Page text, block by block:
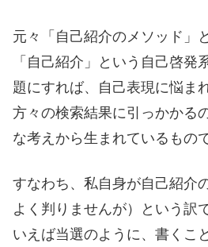
元々「自己紹介のメソッド」
「自己紹介」という自己啓発
題にすれば、自己表現に悩ま
方々の検索結果に引っかかる
な考えから生まれているもの
すなわち、私自身が自己紹介
よく判りませんが）という訳
いえば当選のように、書くこ